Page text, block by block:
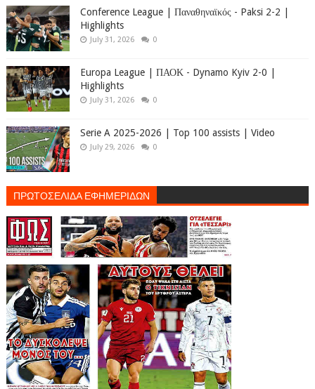
Conference League | Παναθηναϊκός - Paksi 2-2 |
Highlights
July 31, 2026 0
Europa League | ΠΑΟΚ - Dynamo Kyiv 2-0 |
Highlights
July 31, 2026 0
Serie A 2025-2026 | Top 100 assists | Video
July 29, 2026 0
ΠΡΩΤΟΣΕΛΙΔΑ ΕΦΗΜΕΡΙΔΩΝ